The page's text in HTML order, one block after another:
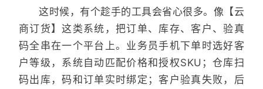
这时候，有个趁手的工具会省心很多。像【云
商订货】这类系统，把订单、库存、客户、验真
码全串在一个平台上。业务员手机下单时选好客
户等级，系统自动匹配价格和授权SKU；仓库扫
码出库，码和订单实时绑定；客户验真失败，后